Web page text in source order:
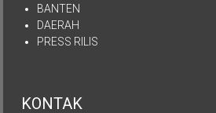
BANTEN
DAERAH
PRESS RILIS
KONTAK